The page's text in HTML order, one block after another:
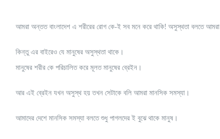
আমরা অন্তত বাংলাদেশ এ শরীরের রোগ কে-ই সব মনে করে থাকি! অসুস্থতা বলতে আমরা
কিন্তু এর বাইরেও যে মানুষের অসুস্থতা থাকে।
মানুষের শরীর কে পরিচালিত করে মূলত মানুষের ব্রেইন।
আর এই ব্রেইন যখন অসুস্থ হয় তখন সেটাকে বলি আমরা মানসিক সমস্যা।
আমাদের দেশে মানসিক সমস্যা বলতে শুধু পাগলদের ই বুঝে থাকে মানুষ।